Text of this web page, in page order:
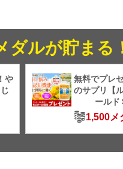
ダルが貯まる
や
無料でプレ
のサプリ【
ールド
1,500メ